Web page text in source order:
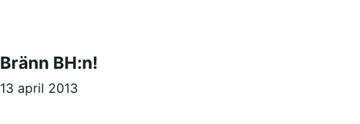
Bränn BH:n!
13 april 2013